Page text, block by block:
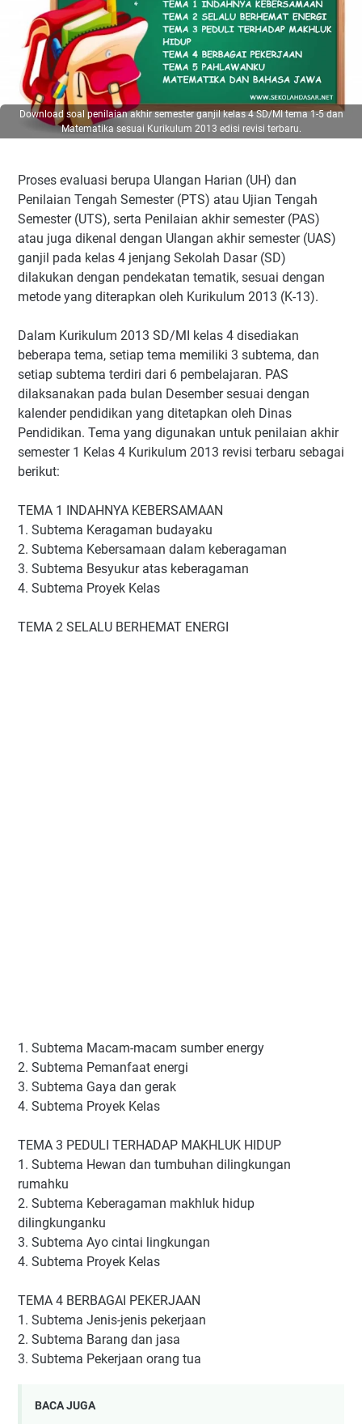
Download soal penilaian akhir semester ganjil kelas 4 SD/MI tema 1-5 dan
Matematika sesuai Kurikulum 2013 edisi revisi terbaru.
Proses evaluasi berupa Ulangan Harian (UH) dan
Penilaian Tengah Semester (PTS) atau Ujian Tengah
Semester (UTS), serta Penilaian akhir semester (PAS)
atau juga dikenal dengan Ulangan akhir semester (UAS)
ganjil pada kelas 4 jenjang Sekolah Dasar (SD)
dilakukan dengan pendekatan tematik, sesuai dengan
metode yang diterapkan oleh Kurikulum 2013 (K-13).
Dalam Kurikulum 2013 SD/MI kelas 4 disediakan
beberapa tema, setiap tema memiliki 3 subtema, dan
setiap subtema terdiri dari 6 pembelajaran. PAS
dilaksanakan pada bulan Desember sesuai dengan
kalender pendidikan yang ditetapkan oleh Dinas
Pendidikan. Tema yang digunakan untuk penilaian akhir
semester 1 Kelas 4 Kurikulum 2013 revisi terbaru sebagai
berikut:
TEMA 1 INDAHNYA KEBERSAMAAN
1. Subtema Keragaman budayaku
2. Subtema Kebersamaan dalam keberagaman
3. Subtema Besyukur atas keberagaman
4. Subtema Proyek Kelas
TEMA 2 SELALU BERHEMAT ENERGI
1. Subtema Macam-macam sumber energy
2. Subtema Pemanfaat energi
3. Subtema Gaya dan gerak
4. Subtema Proyek Kelas
TEMA 3 PEDULI TERHADAP MAKHLUK HIDUP
1. Subtema Hewan dan tumbuhan dilingkungan
rumahku
2. Subtema Keberagaman makhluk hidup
dilingkunganku
3. Subtema Ayo cintai lingkungan
4. Subtema Proyek Kelas
TEMA 4 BERBAGAI PEKERJAAN
1. Subtema Jenis-jenis pekerjaan
2. Subtema Barang dan jasa
3. Subtema Pekerjaan orang tua
BACA JUGA